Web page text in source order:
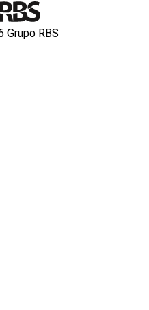
Grupo RBS